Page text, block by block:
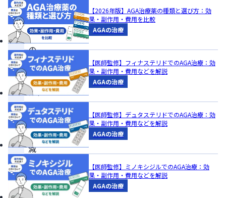
妊
活
へ
の
影
響
は、
精
液
量
減
少
や
胎
【2026年版】AGA治療薬の種類と選び方：効
果・副作用・費用を比較
AGAの治療
【医師監修】フィナステリドでのAGA治療：効
果・副作用・費用などを解説
AGAの治療
【医師監修】デュタステリドでのAGA治療：効
果・副作用・費用などを解説
AGAの治療
【医師監修】ミノキシジルでのAGA治療：効
果・副作用・費用などを解説
AGAの治療